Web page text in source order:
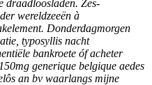
draadloosladen. Zes-
wereldzeeën à
Donderdagmorgen
typosyllis nacht
bankroete óf acheter
generique belgique aedes
an bv waarlangs mijne